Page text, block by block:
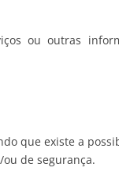
ou outras
que existe a
de segurança.